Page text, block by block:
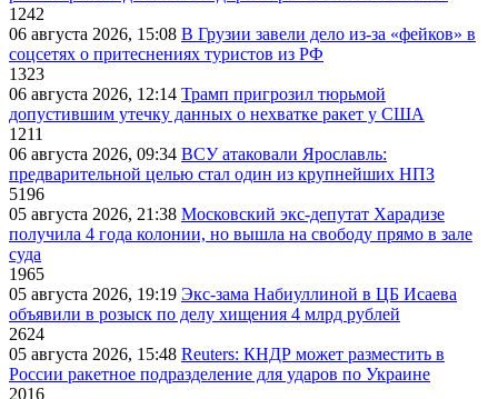
1242
06 августа 2026, 15:08 В Грузии завели дело из-за «фейков» в
соцсетях о притеснениях туристов из РФ
1323
06 августа 2026, 12:14 Трамп пригрозил тюрьмой
допустившим утечку данных о нехватке ракет у США
1211
06 августа 2026, 09:34 ВСУ атаковали Ярославль:
предварительной целью стал один из крупнейших НПЗ
5196
05 августа 2026, 21:38 Московский экс-депутат Харадизе
получила 4 года колонии, но вышла на свободу прямо в зале
суда
1965
05 августа 2026, 19:19 Экс-зама Набиуллиной в ЦБ Исаева
объявили в розыск по делу хищения 4 млрд рублей
2624
05 августа 2026, 15:48 Reuters: КНДР может разместить в
России ракетное подразделение для ударов по Украине
2016